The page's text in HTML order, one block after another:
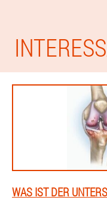
WAS IST DER